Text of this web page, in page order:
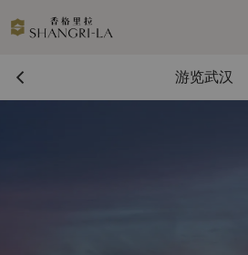
游览武汉